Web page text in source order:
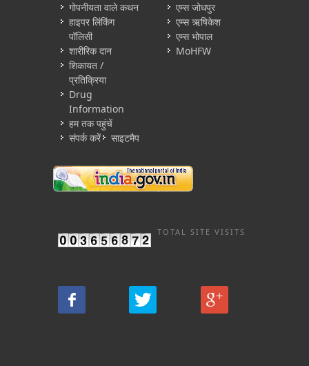
गोपनीयता वाले कथन
हाइपर लिंकिंग
पॉलिसी
शारीरिक दान
शिकायत /
प्रतिक्रिया
Drug
Information
हम तक पहुंचें
संपर्क करें
साइटमैप
एम्स जोधपुर
एम्स ऋषिकेश
एम्स भोपाल
MoHFW
TOTAL SITE VISITS